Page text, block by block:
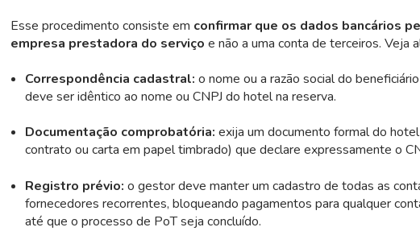
Esse procedimento consiste em confirmar que os dados bancários
empresa prestadora do serviço e não a uma conta de terceiros. Veja
Correspondência cadastral: o nome ou a razão social do
deve ser idêntico ao nome ou CNPJ do hotel na reserva.
Documentação comprobatória: exija um documento formal do
contrato ou carta em papel timbrado) que declare expressamente o
Registro prévio: o gestor deve manter um cadastro de todas as
fornecedores recorrentes, bloqueando pagamentos para qualquer
até que o processo de PoT seja concluído.